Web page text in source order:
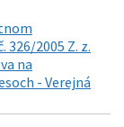
326/2005 Z. z.
na
- Verejná